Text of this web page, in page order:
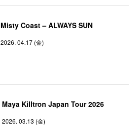
Misty Coast – ALWAYS SUN
2026. 04.17 (金)
Maya Killtron Japan Tour 2026
2026. 03.13 (金)